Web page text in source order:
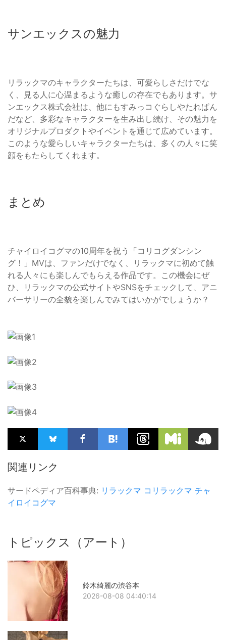
サンエックスの魅力
リラックマのキャラクターたちは、可愛らしさだけでな
く、見る人に心温まるような癒しの存在でもあります。サ
ンエックス株式会社は、他にもすみっコぐらしやたれぱん
だなど、多彩なキャラクターを生み出し続け、その魅力を
オリジナルプロダクトやイベントを通じて広めています。
このような愛らしいキャラクターたちは、多くの人々に笑
顔をもたらしてくれます。
まとめ
チャイロイコグマの10周年を祝う「コリコグダンシン
グ！」MVは、ファンだけでなく、リラックマに初めて触
れる人々にも楽しんでもらえる作品です。この機会にぜ
ひ、リラックマの公式サイトやSNSをチェックして、アニ
バーサリーの全貌を楽しんでみてはいかがでしょうか？
関連リンク
サードペディア百科事典: リラックマ コリラックマ チャ
イロイコグマ
トピックス（アート）
鈴木綺麗の渋谷本
2026-08-08 04:40:14